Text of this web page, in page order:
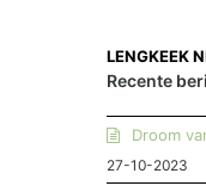
LENGKEEK
Recente
Droom
27-10-2023